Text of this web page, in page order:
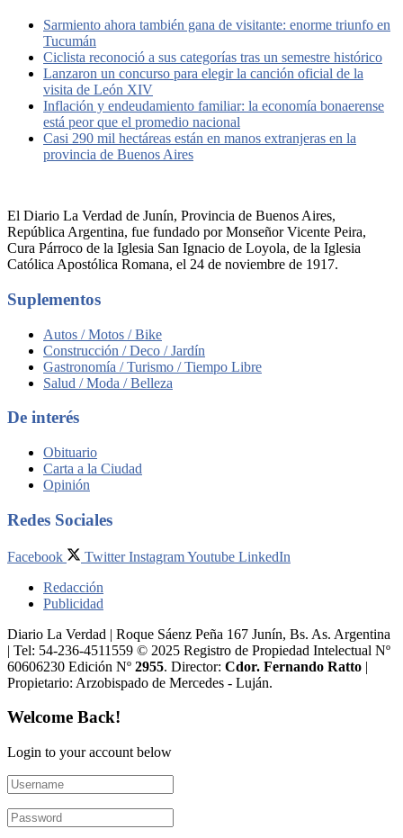
Sarmiento ahora también gana de visitante: enorme triunfo en
Tucumán
Ciclista reconoció a sus categorías tras un semestre histórico
Lanzaron un concurso para elegir la canción oficial de la
visita de León XIV
Inflación y endeudamiento familiar: la economía bonaerense
está peor que el promedio nacional
Casi 290 mil hectáreas están en manos extranjeras en la
provincia de Buenos Aires
El Diario La Verdad de Junín, Provincia de Buenos Aires,
República Argentina, fue fundado por Monseñor Vicente Peira,
Cura Párroco de la Iglesia San Ignacio de Loyola, de la Iglesia
Católica Apostólica Romana, el 24 de noviembre de 1917.
Suplementos
Autos / Motos / Bike
Construcción / Deco / Jardín
Gastronomía / Turismo / Tiempo Libre
Salud / Moda / Belleza
De interés
Obituario
Carta a la Ciudad
Opinión
Redes Sociales
Facebook Twitter InstagramYoutube LinkedIn
Redacción
Publicidad
Diario La Verdad | Roque Sáenz Peña 167 Junín, Bs. As. Argentina
| Tel: 54-236-4511559 © 2025 Registro de Propiedad Intelectual Nº
60606230 Edición Nº 2955. Director:​ Cdor. Fernando Ratto |
Propietario:​ Arzobispado de Mercedes - Luján.
Welcome Back!
Login to your account below